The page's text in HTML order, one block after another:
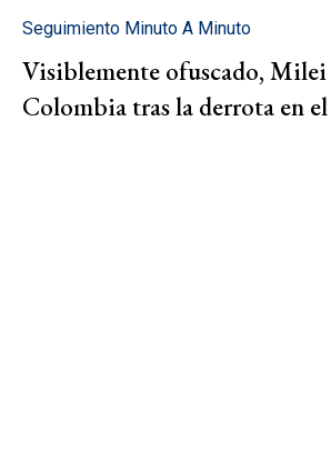
Seguimiento Minuto A Minuto
Visiblemente ofuscado, Milei
Colombia tras la derrota en el